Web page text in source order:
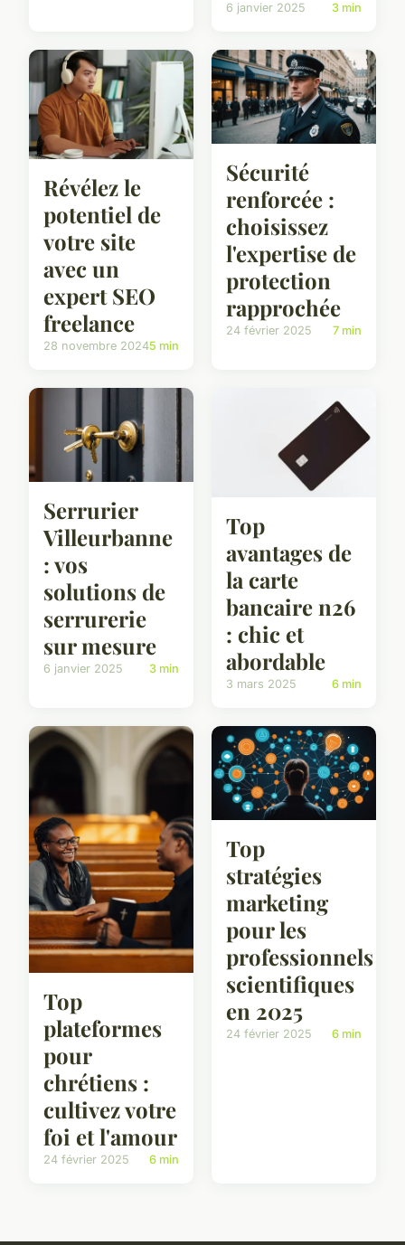
6 janvier 2025 3 min
Révélez le
potentiel de
votre site
avec un
expert SEO
freelance
28 novembre 20245 min
Sécurité
renforcée :
choisissez
l'expertise de
protection
rapprochée
24 février 2025 7 min
Serrurier
Villeurbanne
: vos
solutions de
serrurerie
sur mesure
6 janvier 2025 3 min
Top
avantages de
la carte
bancaire n26
: chic et
abordable
3 mars 2025 6 min
Top
plateformes
pour
chrétiens :
cultivez votre
foi et l'amour
24 février 2025 6 min
Top
stratégies
marketing
pour les
professionnels
scientifiques
en 2025
24 février 2025 6 min